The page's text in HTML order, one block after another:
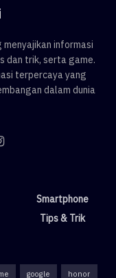
informasi
dan trik, serta game.
terpercaya yang
dalam dunia
Smartphone
Tips & Trik
google honor